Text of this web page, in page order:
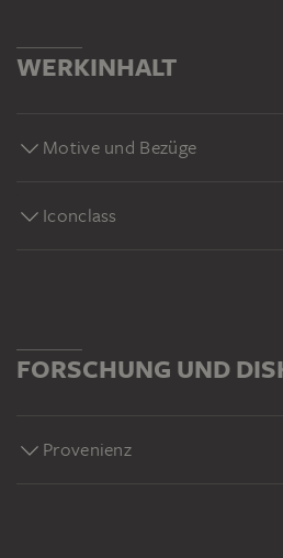
WERKINHALT
Motive und Bezüge
Iconclass
FORSCHUNG UND
Provenienz